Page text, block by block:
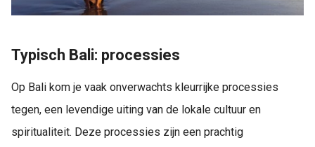
Typisch Bali: processies
Op Bali kom je vaak onverwachts kleurrijke processies
tegen, een levendige uiting van de lokale cultuur en
spiritualiteit. Deze processies zijn een prachtig